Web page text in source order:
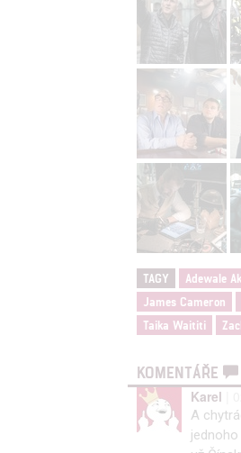
TAGY Adewale
James Cameron
Taika Waititi
KOMENTÁŘE
Karel
A